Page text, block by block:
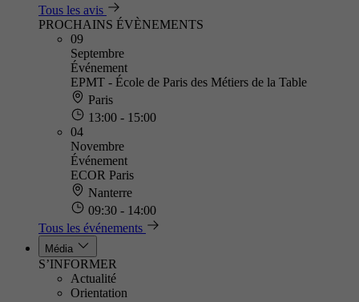
Tous les avis
PROCHAINS ÉVÈNEMENTS
09
Septembre
Événement
EPMT - École de Paris des Métiers de la Table
Paris
13:00 - 15:00
04
Novembre
Événement
ECOR Paris
Nanterre
09:30 - 14:00
Tous les événements
Média
S’INFORMER
Actualité
Orientation